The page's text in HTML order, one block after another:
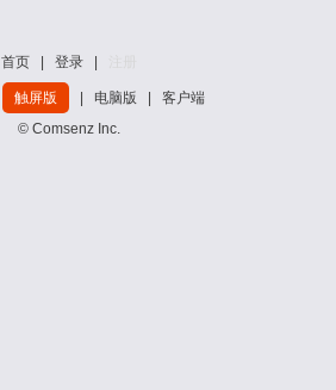
首页 登录
触屏版 电脑版
客户端
© Comsenz Inc.